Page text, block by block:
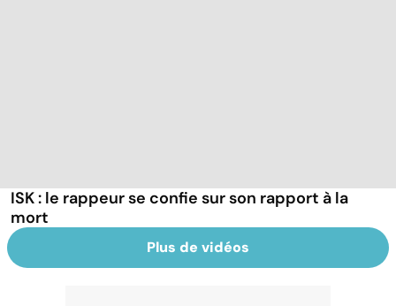
ISK : le rappeur se confie sur son rapport à la
mort
Plus de vidéos